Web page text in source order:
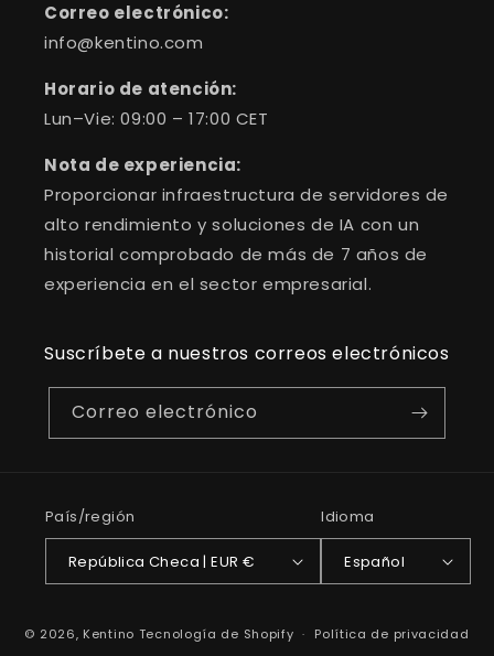
Correo electrónico:
info@kentino.com
Horario de atención:
Lun–Vie: 09:00 – 17:00 CET
Nota de experiencia:
Proporcionar infraestructura de servidores de
alto rendimiento y soluciones de IA con un
historial comprobado de más de 7 años de
experiencia en el sector empresarial.
Suscríbete a nuestros correos electrónicos
Correo electrónico
País/región
República Checa | EUR €
Idioma
Español
de
© 2026, Kentino Tecnología de Shopify Política de privacidad